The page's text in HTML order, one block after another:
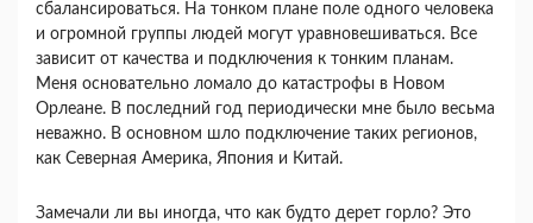
сбалансироваться. На тонком плане поле одного человека
и огромной группы людей мо­гут уравновешиваться. Все
зависит от качества и подключения к тонким планам.
Меня основательно ломало до катастрофы в Новом
Орлеане. В послед­ний год периодически мне было весьма
неважно. В основном шло подключение таких регионов,
как Северная Америка, Япония и Китай.
Замечали ли вы иногда, что как будто дерет гор­ло? Это